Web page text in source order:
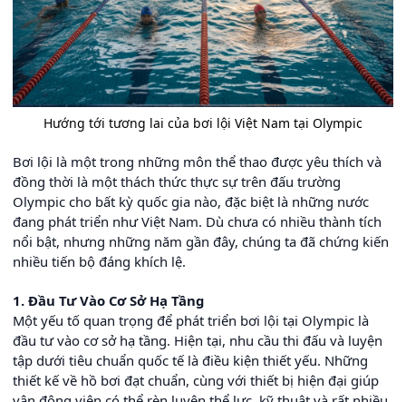
Hướng tới tương lai của bơi lội Việt Nam tại Olympic
Bơi lội là một trong những môn thể thao được yêu thích và
đồng thời là một thách thức thực sự trên đấu trường
Olympic cho bất kỳ quốc gia nào, đặc biệt là những nước
đang phát triển như Việt Nam. Dù chưa có nhiều thành tích
nổi bật, nhưng những năm gần đây, chúng ta đã chứng kiến
nhiều tiến bộ đáng khích lệ.
1. Đầu Tư Vào Cơ Sở Hạ Tầng
Một yếu tố quan trọng để phát triển bơi lội tại Olympic là
đầu tư vào cơ sở hạ tầng. Hiện tại, nhu cầu thi đấu và luyện
tập dưới tiêu chuẩn quốc tế là điều kiện thiết yếu. Những
thiết kế về hồ bơi đạt chuẩn, cùng với thiết bị hiện đại giúp